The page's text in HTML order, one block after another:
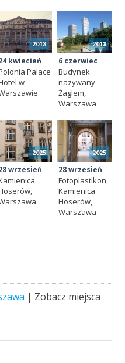
2018
kwiecień
Palace
w
2018
6 czerwiec
Budynek
nazywany
Żaglem,
Warszawa
2025
wrzesień
2025
28 wrzesień
Fotoplastikon,
Kamienica
Hoserów,
Warszawa
| Zobacz miejsca